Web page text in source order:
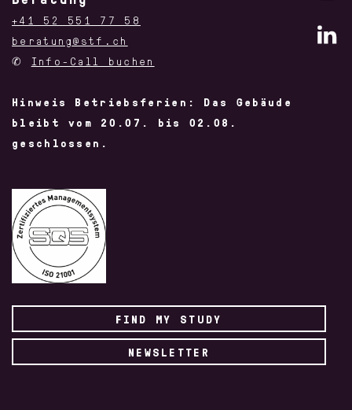
+41 52 551 77 58
beratung@stf.ch
✆ Info-Call buchen
Hinweis Betriebsferien: Das Gebäude
bleibt vom 20.07. bis 02.08.
geschlossen.
FIND MY STUDY
NEWSLETTER